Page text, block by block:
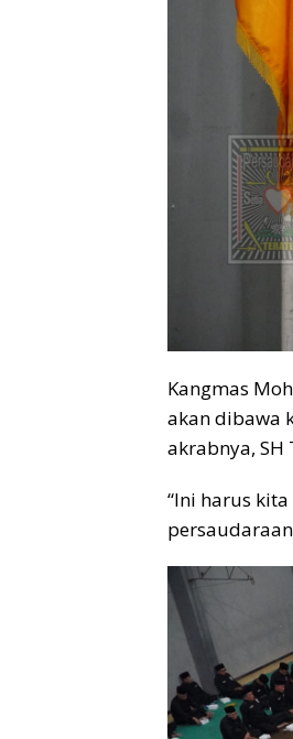
Kangmas
akan dibawa
akrabnya, SH
“Ini harus